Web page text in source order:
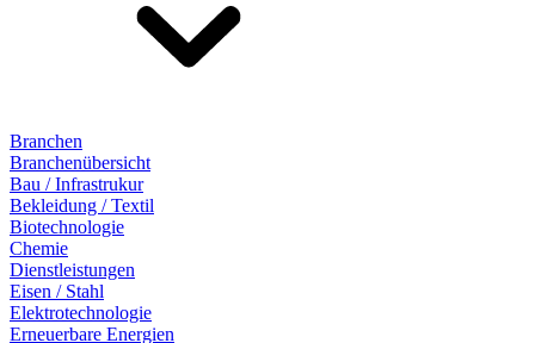
Branchen
Branchenübersicht
Bau / Infrastrukur
Bekleidung / Textil
Biotechnologie
Chemie
Dienstleistungen
Eisen / Stahl
Elektrotechnologie
Erneuerbare Energien